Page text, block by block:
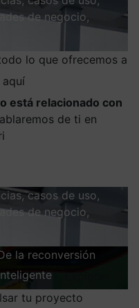
de negocio,
lo que ofrecemos a
aquí
está relacionado con
de ti en
casos de uso,
de negocio,
la reconversión
tu proyecto